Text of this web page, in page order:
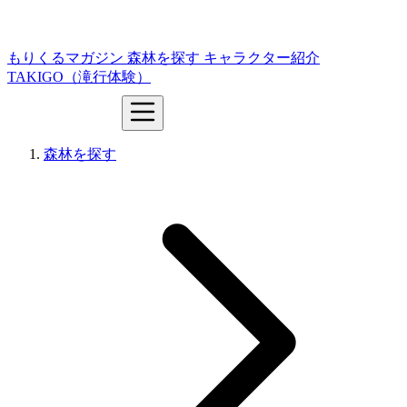
もりくるマガジン 森林を探す キャラクター紹介
TAKIGO（滝行体験）
森林を探す